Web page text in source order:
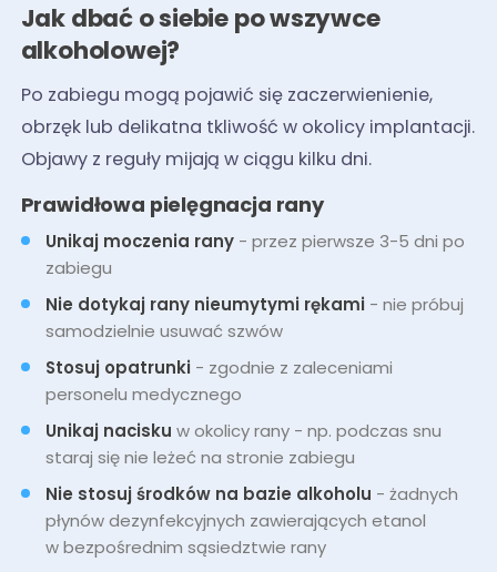
Jak dbać o siebie po wszywce
alkoholowej?
Po zabiegu mogą pojawić się zaczerwienienie,
obrzęk lub delikatna tkliwość w okolicy implantacji.
Objawy z reguły mijają w ciągu kilku dni.
Prawidłowa pielęgnacja rany
Unikaj moczenia rany - przez pierwsze 3-5 dni po
zabiegu
Nie dotykaj rany nieumytymi rękami - nie próbuj
samodzielnie usuwać szwów
Stosuj opatrunki - zgodnie z zaleceniami
personelu medycznego
Unikaj nacisku w okolicy rany - np. podczas snu
staraj się nie leżeć na stronie zabiegu
Nie stosuj środków na bazie alkoholu - żadnych
płynów dezynfekcyjnych zawierających etanol
w bezpośrednim sąsiedztwie rany